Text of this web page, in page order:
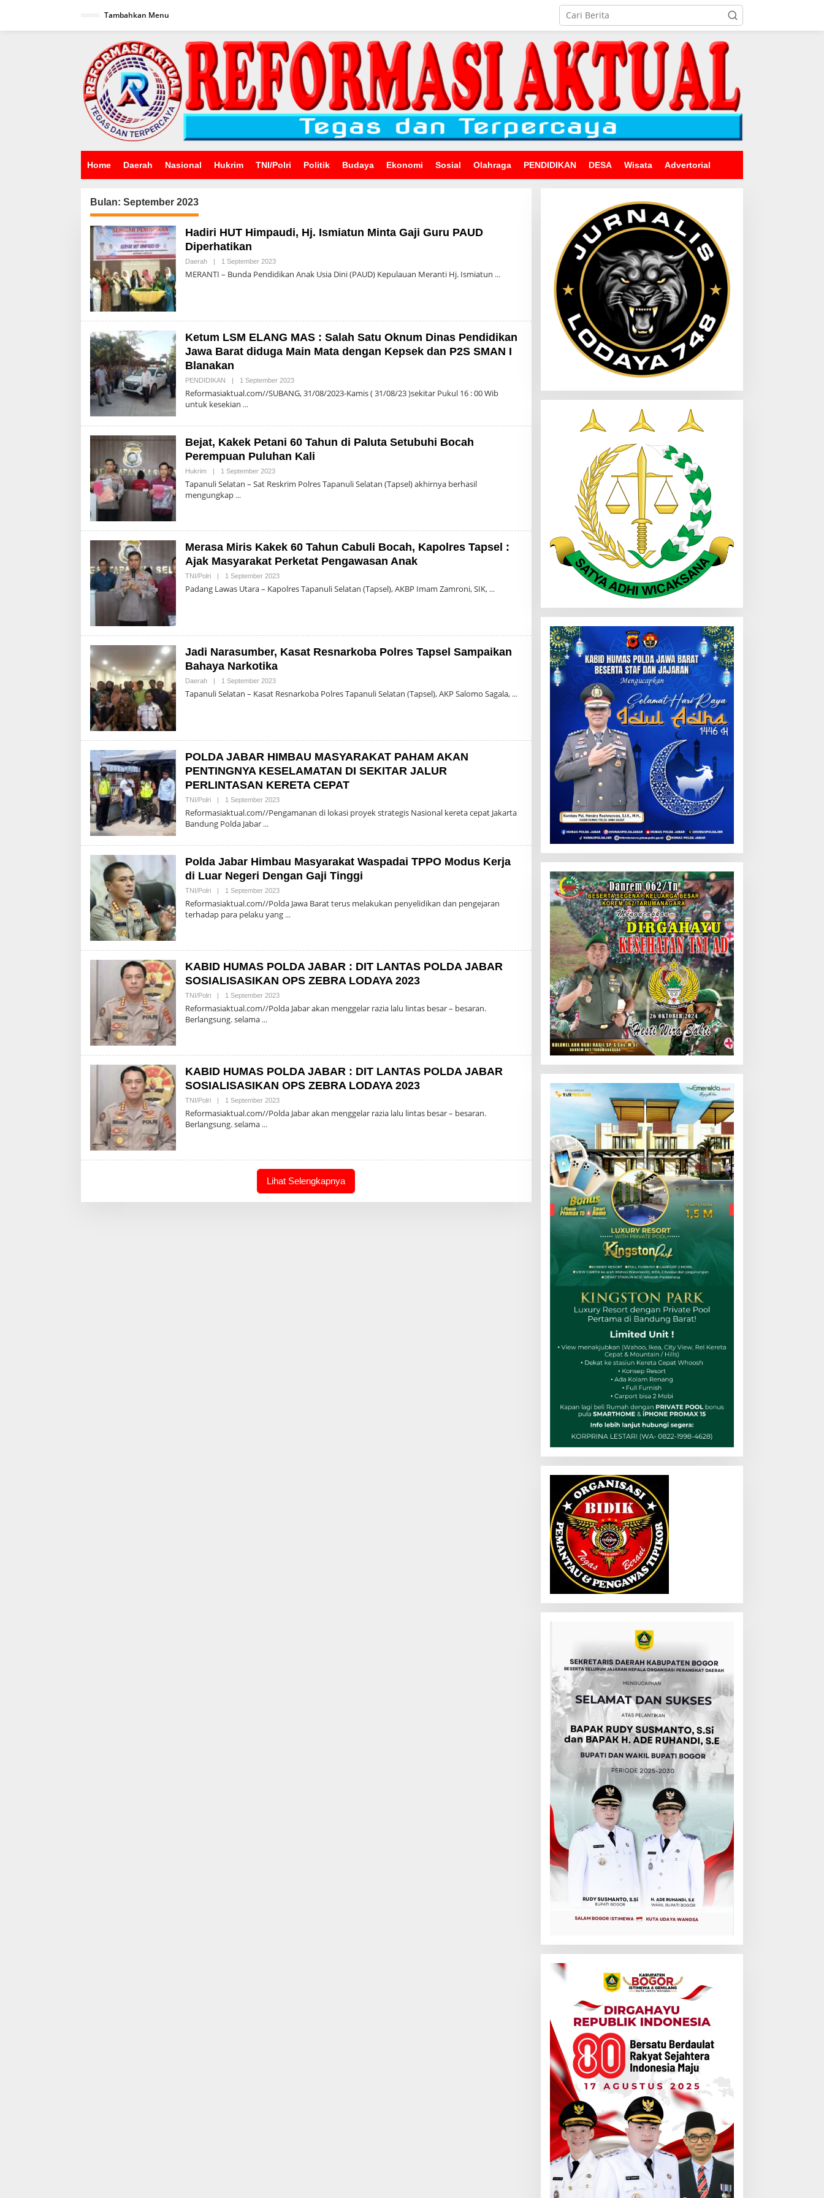
Tambahkan Menu
Home Daerah Nasional Hukrim TNI/Polri Politik Budaya Ekonomi Sosial Olahraga PENDIDIKAN DESA Wisata Advertorial
Bulan: September 2023
Hadiri HUT Himpaudi, Hj. Ismiatun Minta Gaji Guru PAUD
Diperhatikan
Daerah | 1 September 2023Oleh
MERANTI – Bunda Pendidikan Anak Usia Dini (PAUD) Kepulauan Meranti Hj. Ismiatun
Ketum LSM ELANG MAS : Salah Satu Oknum Dinas Pendidikan
Jawa Barat diduga Main Mata dengan Kepsek dan P2S SMAN I
Blanakan
PENDIDIKAN | 1 September 2023Oleh
Reformasiaktual.com//SUBANG, 31/08/2023-Kamis ( 31/08/23 )sekitar Pukul 16 : 00 Wib
untuk kesekian
Bejat, Kakek Petani 60 Tahun di Paluta Setubuhi Bocah
Perempuan Puluhan Kali
Hukrim | 1 September 2023Oleh
Tapanuli Selatan – Sat Reskrim Polres Tapanuli Selatan (Tapsel) akhirnya berhasil
mengungkap
Merasa Miris Kakek 60 Tahun Cabuli Bocah, Kapolres Tapsel :
Ajak Masyarakat Perketat Pengawasan Anak
TNI/Polri | 1 September 2023Oleh
Padang Lawas Utara – Kapolres Tapanuli Selatan (Tapsel), AKBP Imam Zamroni, SIK,
Jadi Narasumber, Kasat Resnarkoba Polres Tapsel Sampaikan
Bahaya Narkotika
Daerah | 1 September 2023Oleh
Tapanuli Selatan – Kasat Resnarkoba Polres Tapanuli Selatan (Tapsel), AKP Salomo Sagala,
POLDA JABAR HIMBAU MASYARAKAT PAHAM AKAN
PENTINGNYA KESELAMATAN DI SEKITAR JALUR
PERLINTASAN KERETA CEPAT
TNI/Polri | 1 September 2023Oleh
Reformasiaktual.com//Pengamanan di lokasi proyek strategis Nasional kereta cepat Jakarta
Bandung Polda Jabar
Polda Jabar Himbau Masyarakat Waspadai TPPO Modus Kerja
di Luar Negeri Dengan Gaji Tinggi
TNI/Polri | 1 September 2023Oleh
Reformasiaktual.com//Polda Jawa Barat terus melakukan penyelidikan dan pengejaran
terhadap para pelaku yang
KABID HUMAS POLDA JABAR : DIT LANTAS POLDA JABAR
SOSIALISASIKAN OPS ZEBRA LODAYA 2023
TNI/Polri | 1 September 2023Oleh
Reformasiaktual.com//Polda Jabar akan menggelar razia lalu lintas besar – besaran.
Berlangsung. selama
KABID HUMAS POLDA JABAR : DIT LANTAS POLDA JABAR
SOSIALISASIKAN OPS ZEBRA LODAYA 2023
TNI/Polri | 1 September 2023Oleh
Reformasiaktual.com//Polda Jabar akan menggelar razia lalu lintas besar – besaran.
Berlangsung. selama
Lihat Selengkapnya